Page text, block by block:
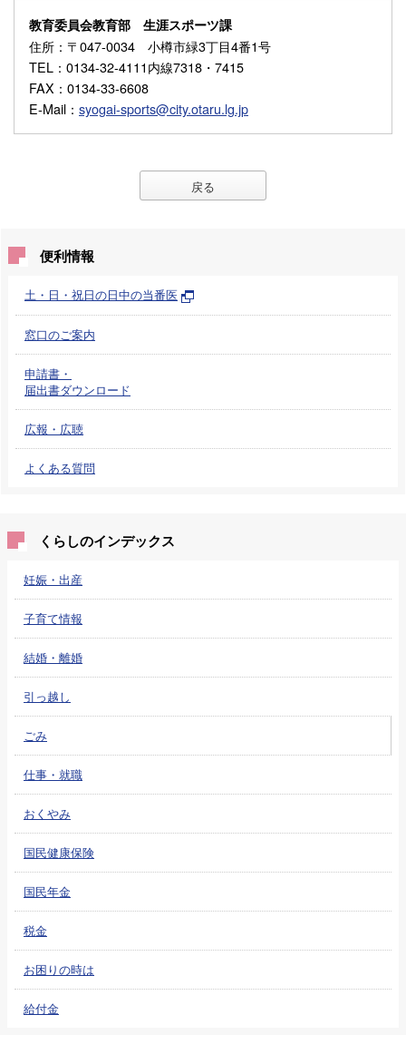
教育委員会教育部 生涯スポーツ課
住所 ：〒047-0034 小樽市緑3丁目4番1号
TEL ：0134-32-4111内線7318・7415
FAX ：0134-33-6608
E-Mail ： syogai-sports@city.otaru.lg.jp
戻る
便利情報
土・日・祝日の日中の当番医
窓口のご案内
申請書・
届出書ダウンロード
広報・広聴
よくある質問
くらしのインデックス
妊娠・出産
子育て情報
結婚・離婚
引っ越し
ごみ
仕事・就職
おくやみ
国民健康保険
国民年金
税金
お困りの時は
給付金